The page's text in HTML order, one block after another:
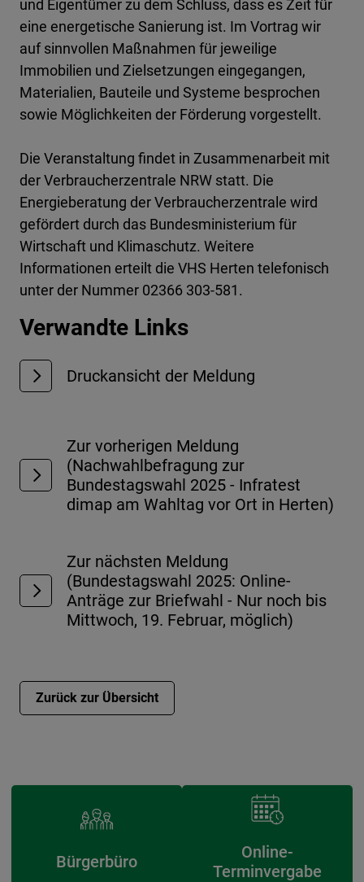
und Eigentümer zu dem Schluss, dass es Zeit für
eine energetische Sanierung ist. Im Vortrag wir
auf sinnvollen Maßnahmen für jeweilige
Immobilien und Zielsetzungen eingegangen,
Materialien, Bauteile und Systeme besprochen
sowie Möglichkeiten der Förderung vorgestellt.
Die Veranstaltung findet in Zusammenarbeit mit
der Verbraucherzentrale NRW statt. Die
Energieberatung der Verbraucherzentrale wird
gefördert durch das Bundesministerium für
Wirtschaft und Klimaschutz. Weitere
Informationen erteilt die VHS Herten telefonisch
unter der Nummer 02366 303-581.
Verwandte Links
Druckansicht der Meldung
Zur vorherigen Meldung
(Nachwahlbefragung zur
Bundestagswahl 2025 - Infratest
dimap am Wahltag vor Ort in Herten)
Zur nächsten Meldung
(Bundestagswahl 2025: Online-
Anträge zur Briefwahl - Nur noch bis
Mittwoch, 19. Februar, möglich)
Zurück zur Übersicht
Bürgerbüro
Online-
Terminvergabe